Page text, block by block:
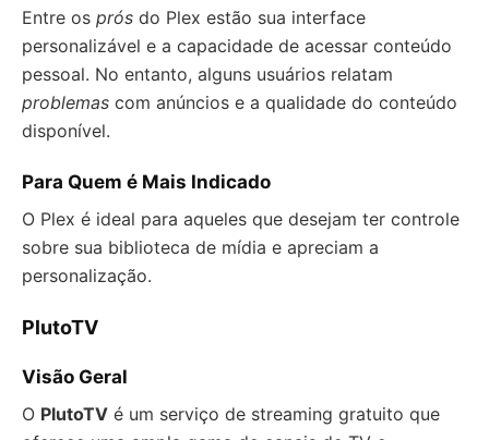
Entre os prós do Plex estão sua interface
personalizável e a capacidade de acessar conteúdo
pessoal. No entanto, alguns usuários relatam
problemas com anúncios e a qualidade do conteúdo
disponível.
Para Quem é Mais Indicado
O Plex é ideal para aqueles que desejam ter controle
sobre sua biblioteca de mídia e apreciam a
personalização.
PlutoTV
Visão Geral
O PlutoTV é um serviço de streaming gratuito que